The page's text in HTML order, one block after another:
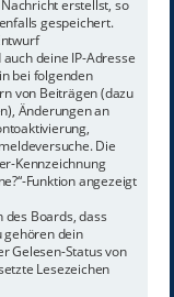
erstellst, so
gespeichert.
deine IP-Adresse
bei folgenden
von Beiträgen (dazu
Änderungen an
Die
Kennzeichnung
Funktion angezeigt
Boards, dass
gehören dein
Gelesen-Status von
Lesezeichen